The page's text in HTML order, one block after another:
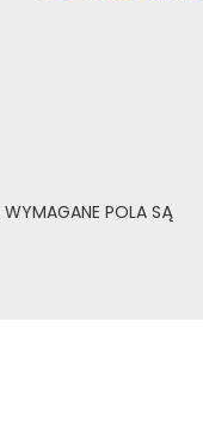
WYMAGANE POLA SĄ